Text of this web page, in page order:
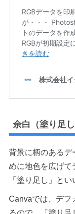
余白（塗り足
背景に柄のあるデ
めに地色を広げて
「塗り足し」とい
Canvaでは、デフ